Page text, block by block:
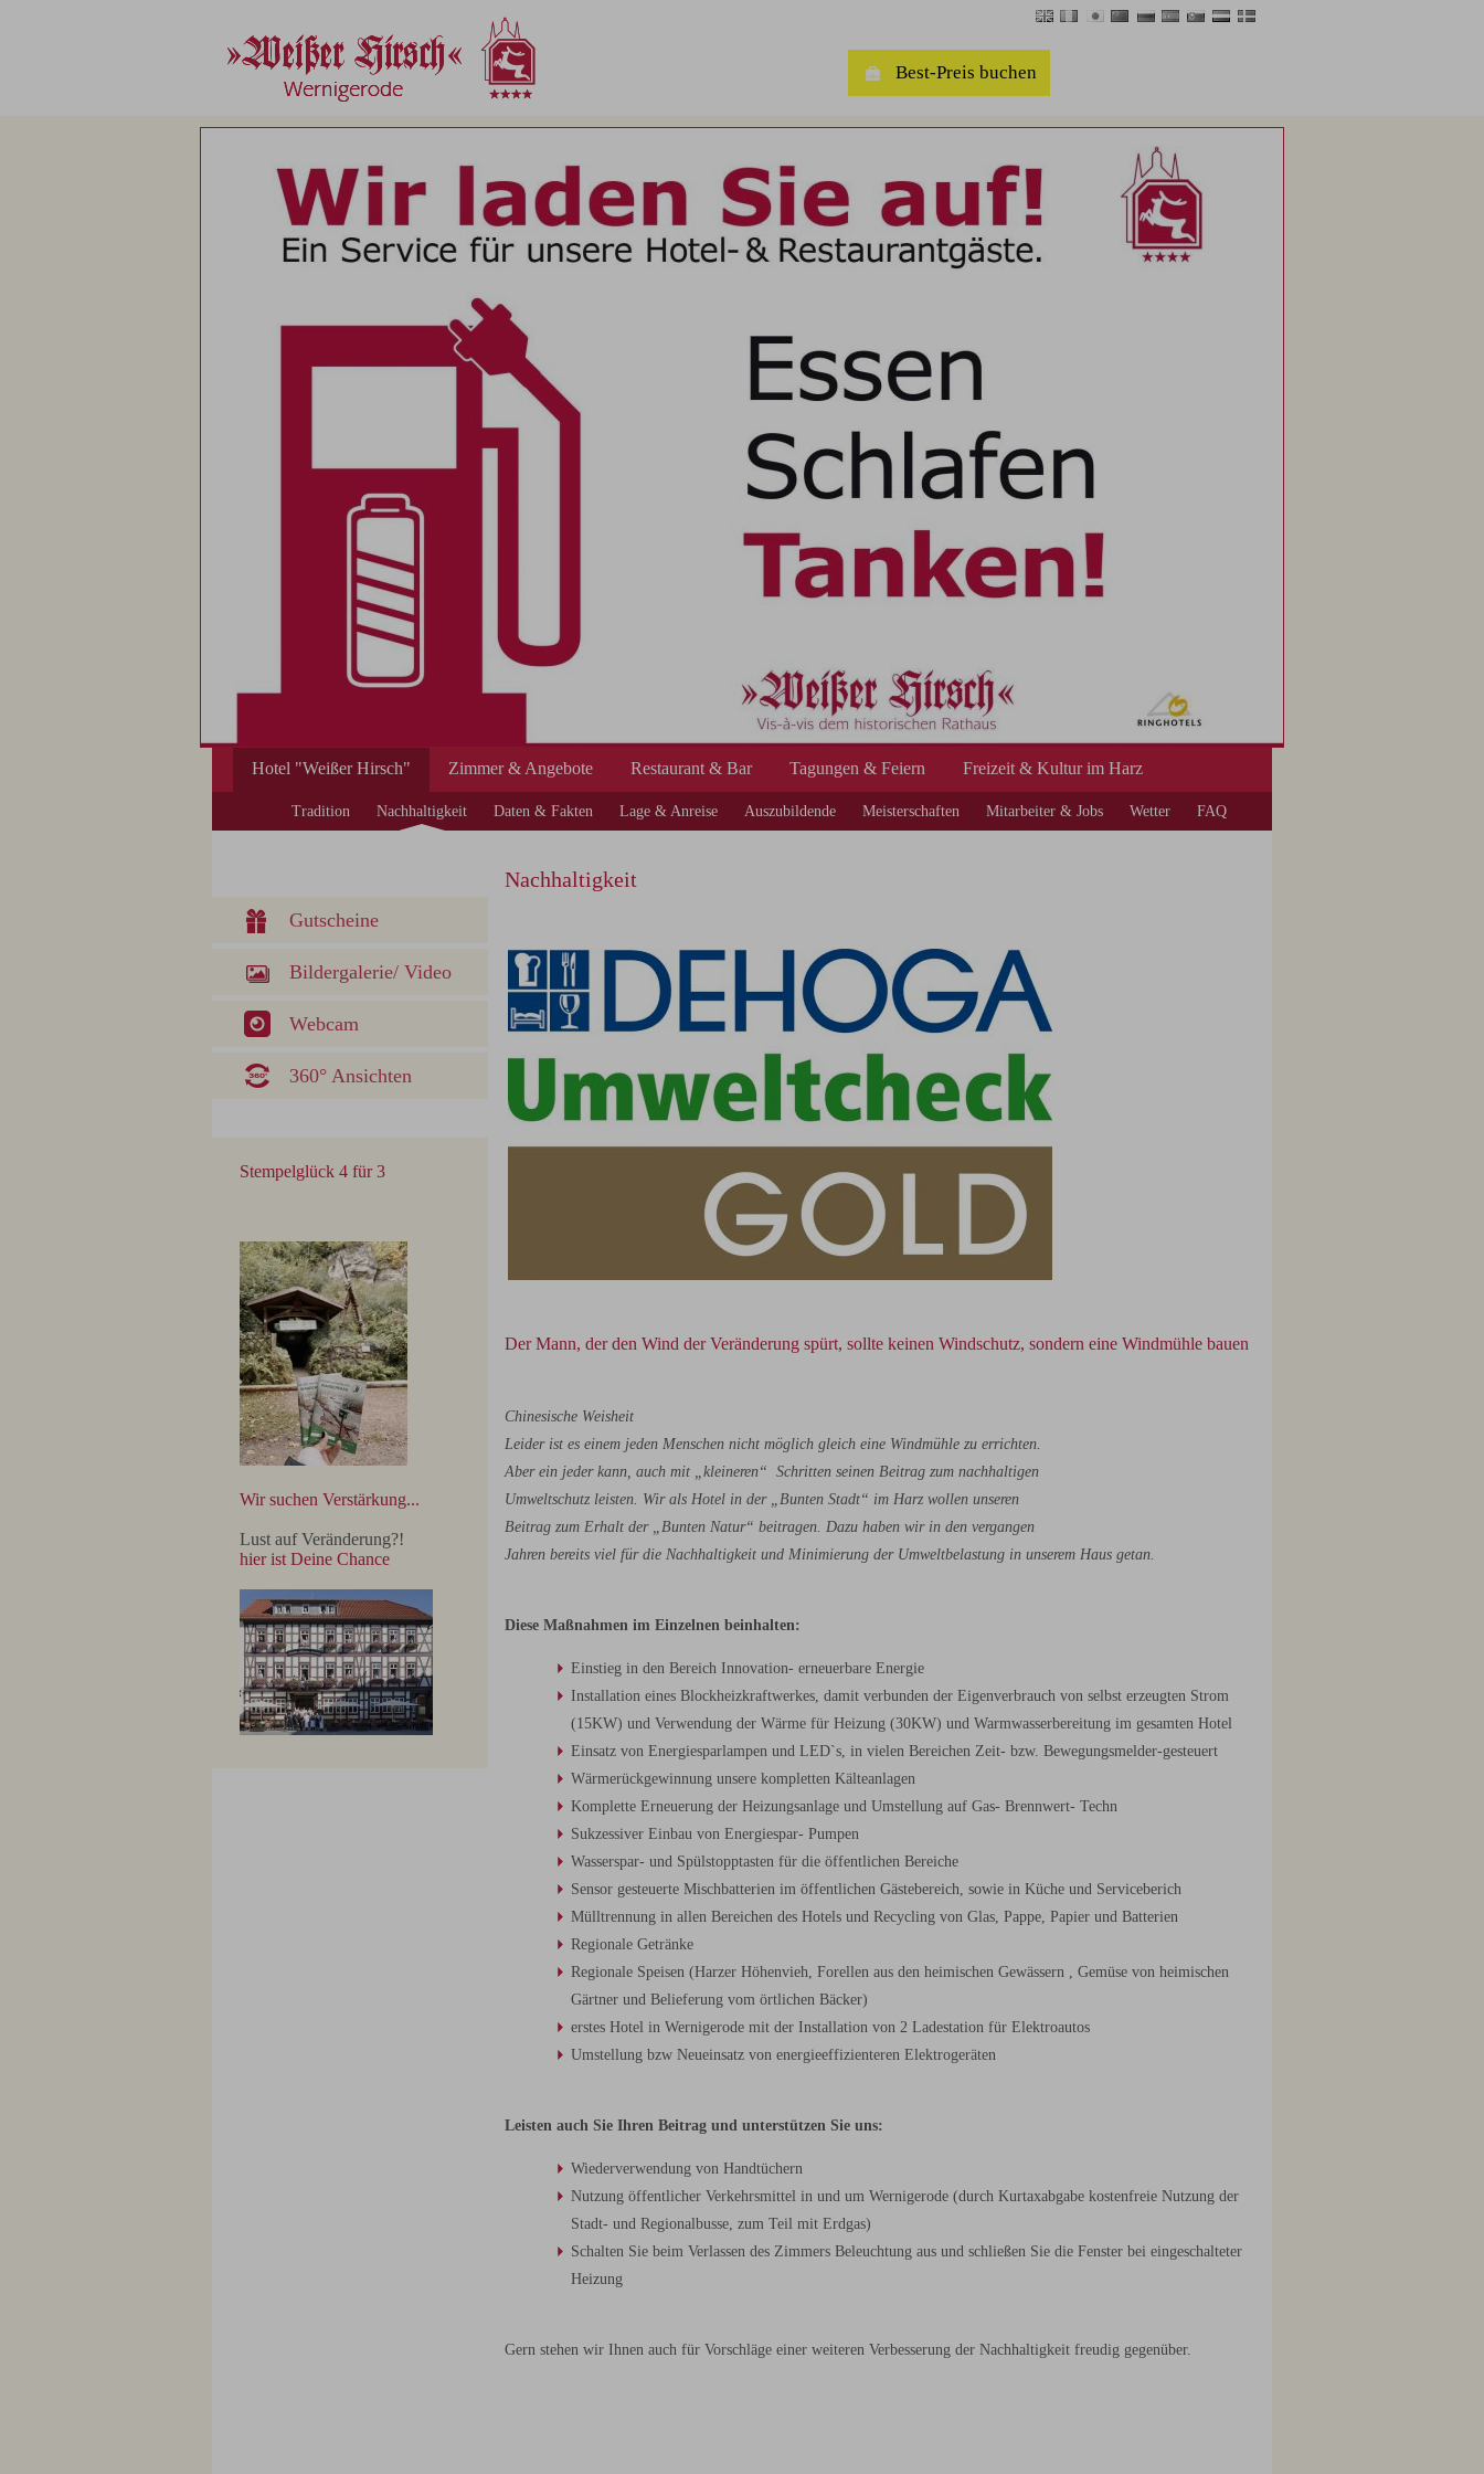
Best-Preis buchen
Hotel "Weißer Hirsch" Zimmer & Angebote Restaurant & Bar Tagungen & Feiern Freizeit & Kultur im Harz
Tradition Nachhaltigkeit Daten & Fakten Lage & Anreise Auszubildende Meisterschaften Mitarbeiter & Jobs Wetter FAQ
Gutscheine
Bildergalerie/ Video
Webcam
360° Ansichten
Stempelglück 4 für 3
Wir suchen Verstärkung...
Lust auf Veränderung?!
hier ist Deine Chance
Nachhaltigkeit
Der Mann, der den Wind der Veränderung spürt, sollte keinen Windschutz, sondern eine Windmühle bauen
Chinesische Weisheit
Leider ist es einem jeden Menschen nicht möglich gleich eine Windmühle zu errichten.
Aber ein jeder kann, auch mit „kleineren“ Schritten seinen Beitrag zum nachhaltigen
Umweltschutz leisten. Wir als Hotel in der „Bunten Stadt“ im Harz wollen unseren
Beitrag zum Erhalt der „Bunten Natur“ beitragen. Dazu haben wir in den vergangen
Jahren bereits viel für die Nachhaltigkeit und Minimierung der Umweltbelastung in unserem Haus getan.
Diese Maßnahmen im Einzelnen beinhalten:
Einstieg in den Bereich Innovation- erneuerbare Energie
Installation eines Blockheizkraftwerkes, damit verbunden der Eigenverbrauch von selbst erzeugten Strom
(15KW) und Verwendung der Wärme für Heizung (30KW) und Warmwasserbereitung im gesamten Hotel
Einsatz von Energiesparlampen und LED`s, in vielen Bereichen Zeit- bzw. Bewegungsmelder-gesteuert
Wärmerückgewinnung unsere kompletten Kälteanlagen
Komplette Erneuerung der Heizungsanlage und Umstellung auf Gas- Brennwert- Techn
Sukzessiver Einbau von Energiespar- Pumpen
Wasserspar- und Spülstopptasten für die öffentlichen Bereiche
Sensor gesteuerte Mischbatterien im öffentlichen Gästebereich, sowie in Küche und Serviceberich
Mülltrennung in allen Bereichen des Hotels und Recycling von Glas, Pappe, Papier und Batterien
Regionale Getränke
Regionale Speisen (Harzer Höhenvieh, Forellen aus den heimischen Gewässern , Gemüse von heimischen
Gärtner und Belieferung vom örtlichen Bäcker)
erstes Hotel in Wernigerode mit der Installation von 2 Ladestation für Elektroautos
Umstellung bzw Neueinsatz von energieeffizienteren Elektrogeräten
Leisten auch Sie Ihren Beitrag und unterstützen Sie uns:
Wiederverwendung von Handtüchern
Nutzung öffentlicher Verkehrsmittel in und um Wernigerode (durch Kurtaxabgabe kostenfreie Nutzung der
Stadt- und Regionalbusse, zum Teil mit Erdgas)
Schalten Sie beim Verlassen des Zimmers Beleuchtung aus und schließen Sie die Fenster bei eingeschalteter
Heizung
Gern stehen wir Ihnen auch für Vorschläge einer weiteren Verbesserung der Nachhaltigkeit freudig gegenüber.